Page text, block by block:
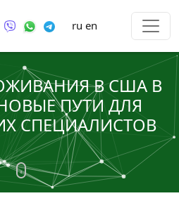
ru en
В США В
ПУТИ ДЛЯ
СПЕЦИАЛИСТОВ